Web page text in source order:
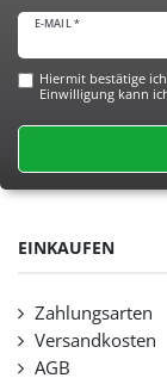
E-MAIL *
Hiermit bestätige
Einwilligung kann
EINKAUFEN
Zahlungsarten
Versandkosten
AGB